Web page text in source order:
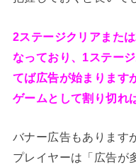
2ステージクリアまた
なっており、1ステー
てば広告が始まります
ゲームとして割り切れ
バナー広告もあります
プレイヤーは「広告が